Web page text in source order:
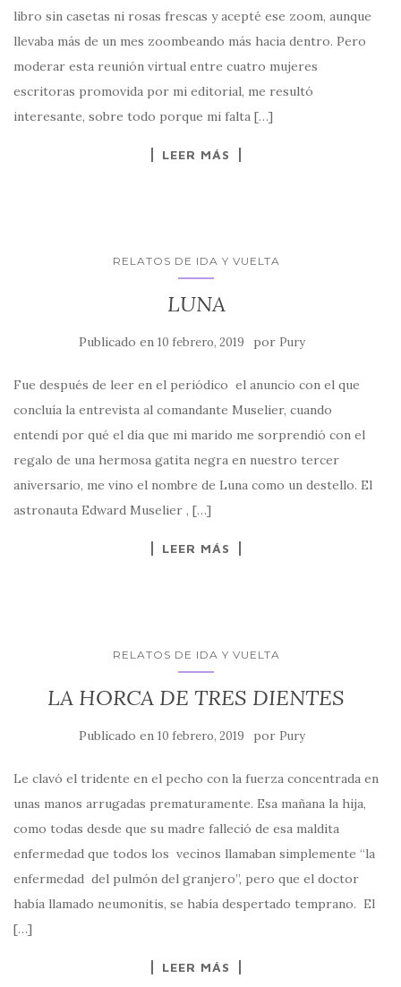
libro sin casetas ni rosas frescas y acepté ese zoom, aunque
llevaba más de un mes zoombeando más hacia dentro. Pero
moderar esta reunión virtual entre cuatro mujeres
escritoras promovida por mi editorial, me resultó
interesante, sobre todo porque mi falta […]
LEER MÁS
RELATOS DE IDA Y VUELTA
LUNA
Publicado en 10 febrero, 2019 por Pury
Fue después de leer en el periódico el anuncio con el que
concluía la entrevista al comandante Muselier, cuando
entendí por qué el día que mi marido me sorprendió con el
regalo de una hermosa gatita negra en nuestro tercer
aniversario, me vino el nombre de Luna como un destello. El
astronauta Edward Muselier , […]
LEER MÁS
RELATOS DE IDA Y VUELTA
LA HORCA DE TRES DIENTES
Publicado en 10 febrero, 2019 por Pury
Le clavó el tridente en el pecho con la fuerza concentrada en
unas manos arrugadas prematuramente. Esa mañana la hija,
como todas desde que su madre falleció de esa maldita
enfermedad que todos los vecinos llamaban simplemente “la
enfermedad del pulmón del granjero”, pero que el doctor
había llamado neumonitis, se había despertado temprano. El
[…]
LEER MÁS